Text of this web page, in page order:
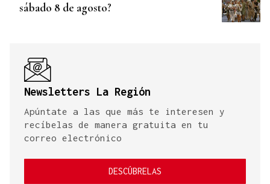
sábado 8 de agosto?
Newsletters La Región
Apúntate a las que más te interesen y
recíbelas de manera gratuita en tu
correo electrónico
DESCÚBRELAS